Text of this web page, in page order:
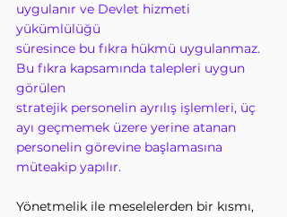
uygulanır ve Devlet hizmeti
yükümlülüğü
süresince bu fıkra hükmü uygulanmaz.
Bu fıkra kapsamında talepleri uygun
görülen
stratejik personelin ayrılış işlemleri, üç
ayı geçmemek üzere yerine atanan
personelin görevine başlamasına
müteakip yapılır.
Yönetmelik ile meselelerden bir kısmı,